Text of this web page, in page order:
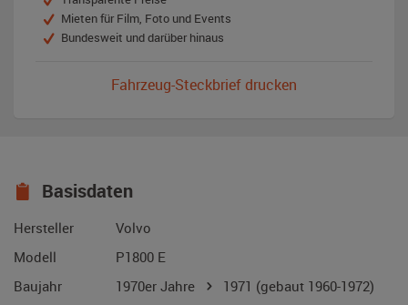
Mieten für Film, Foto und Events
Bundesweit und darüber hinaus
Fahrzeug-Steckbrief drucken
Basisdaten
Hersteller
Volvo
Modell
P1800 E
Baujahr
1970er Jahre 1971 (gebaut 1960-1972)